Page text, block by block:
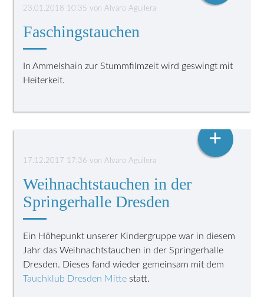
23.01.2018 10:35 vonAlvaro Aguilera
Faschingstauchen
In Ammelshain zur Stummfilmzeit wird geswingt mit
Heiterkeit.
17.12.2017 17:36 vonAlvaro Aguilera
Weihnachtstauchen in der
Springerhalle Dresden
Ein Höhepunkt unserer Kindergruppe war in diesem
Jahr das Weihnachtstauchen in der Springerhalle
Dresden. Dieses fand wieder gemeinsam mit dem
Tauchklub Dresden Mitte statt.
+